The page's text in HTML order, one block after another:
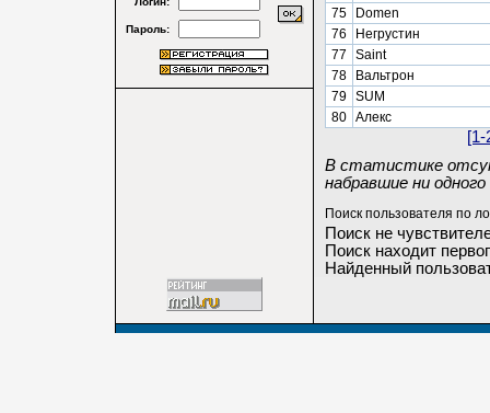
Пароль:
75
Domen
76
Негрустин
77
Saint
78
Вальтрон
79 SUM
80 Алекс
[1-
В статистике
набравшие ни одного
Поиск пользователя по
Поиск не
Поиск находит
Найденный